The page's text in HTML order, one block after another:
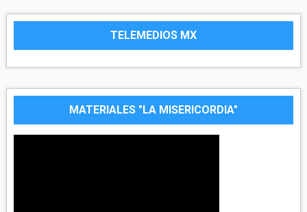
TELEMEDIOS MX
MATERIALES "LA MISERICORDIA"